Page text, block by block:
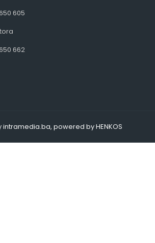
605
662
intramedia.ba, powered by HENKOS